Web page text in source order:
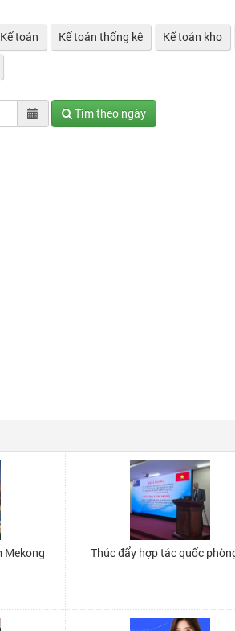
Kế toán Kế toán thống kê Kế toán kho
Tìm theo ngày